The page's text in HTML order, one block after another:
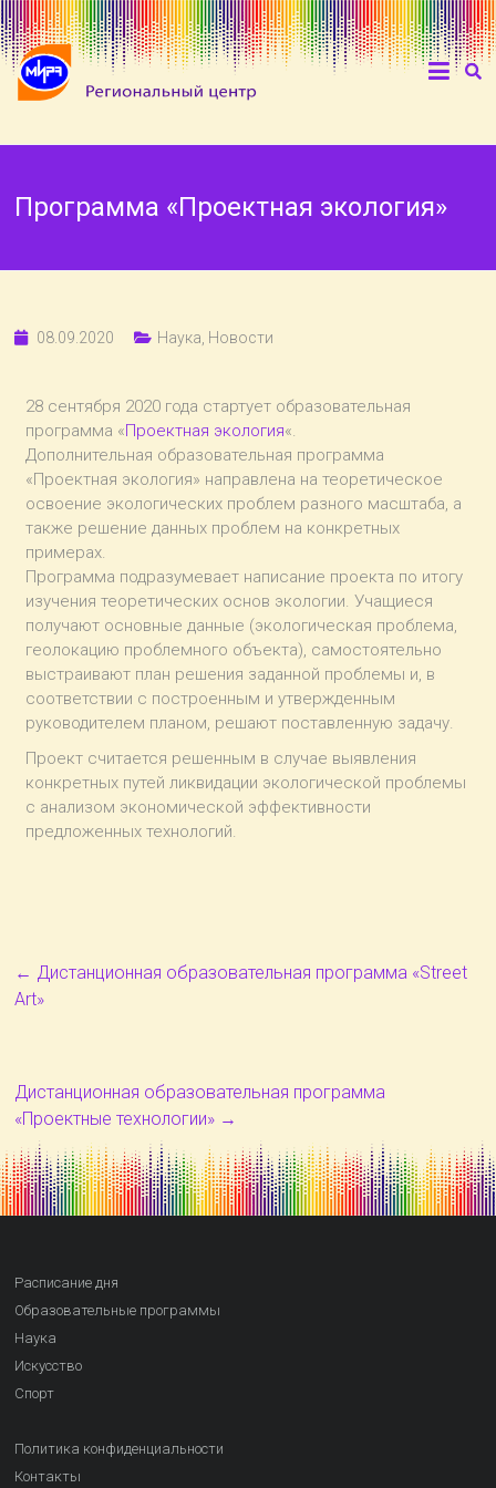
Программа «Проектная экология»
08.09.2020 Наука Новости
28 сентября 2020 года стартует образовательная
программа «Проектная экология«.
Дополнительная образовательная программа
«Проектная экология» направлена на теоретическое
освоение экологических проблем разного масштаба, а
также решение данных проблем на конкретных
примерах.
Программа подразумевает написание проекта по итогу
изучения теоретических основ экологии. Учащиеся
получают основные данные (экологическая проблема,
геолокацию проблемного объекта), самостоятельно
выстраивают план решения заданной проблемы и, в
соответствии с построенным и утвержденным
руководителем планом, решают поставленную задачу.
Проект считается решенным в случае выявления
конкретных путей ликвидации экологической проблемы
с анализом экономической эффективности
предложенных технологий.
← Дистанционная образовательная программа «Street
Art»
Дистанционная образовательная программа
«Проектные технологии» →
Расписание дня
Образовательные программы
Наука
Искусство
Спорт
Политика конфиденциальности
Контакты